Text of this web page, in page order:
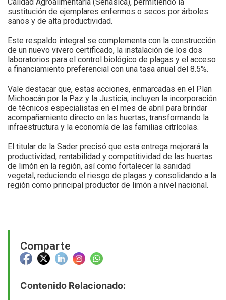
Comparte
Contenido Relacionado:
sustitución de ejemplares enfermos o secos por árboles
sanos y de alta productividad.
Este respaldo integral se complementa con la construcción
de un nuevo vivero certificado, la instalación de los dos
laboratorios para el control biológico de plagas y el acceso
a financiamiento preferencial con una tasa anual del 8.5%.
Vale destacar que, estas acciones, enmarcadas en el Plan
Michoacán por la Paz y la Justicia, incluyen la incorporación
de técnicos especialistas en el mes de abril para brindar
acompañamiento directo en las huertas, transformando la
infraestructura y la economía de las familias citrícolas.
El titular de la Sader precisó que esta entrega mejorará la
productividad, rentabilidad y competitividad de las huertas
de limón en la región, así como fortalecer la sanidad
vegetal, reduciendo el riesgo de plagas y consolidando a la
región como principal productor de limón a nivel nacional.